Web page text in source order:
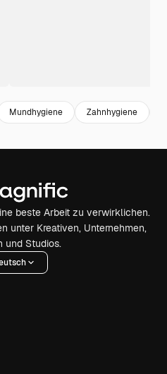
Mundhygiene Zahnhygiene
beste Arbeit zu verwirklichen.
unter Kreativen, Unternehmen,
und Studios.